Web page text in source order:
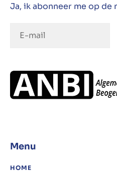
Ja, ik abonneer me op de
Menu
HOME